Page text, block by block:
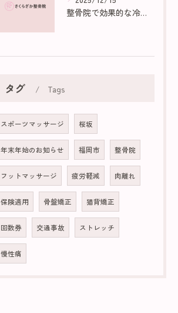
整骨院で効果的な冷え性マッサージ法
タグ Tags
スポーツマッサージ 桜坂
年末年始のお知らせ 福岡市 整骨院
フットマッサージ 疲労軽減 肉離れ
保険適用 骨盤矯正 猫背矯正
回数券 交通事故 ストレッチ
慢性痛